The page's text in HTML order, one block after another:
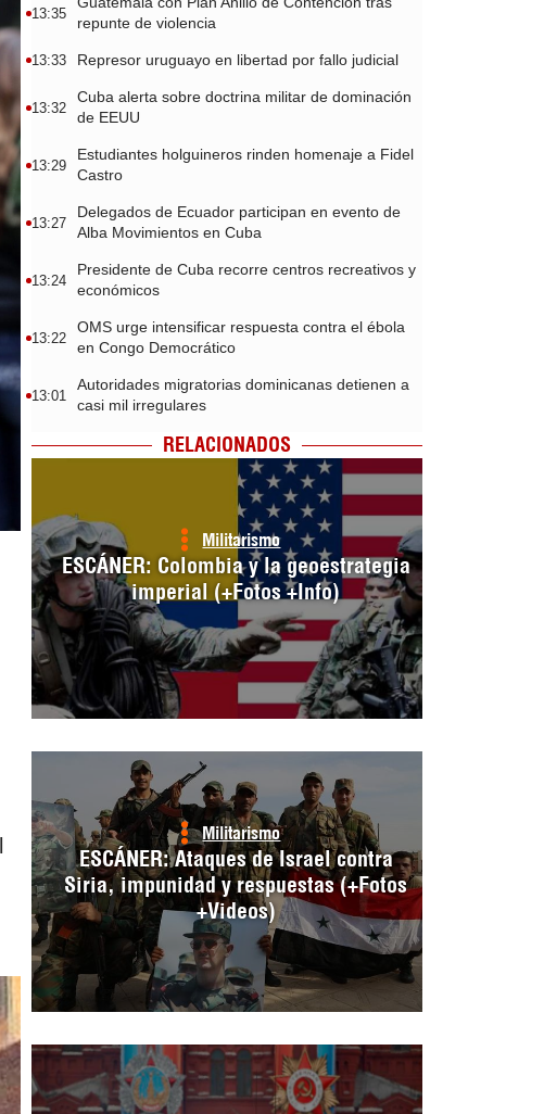
13:35
repunte de violencia
13:33 Represor uruguayo en libertad por fallo judicial
13:32
Cuba alerta sobre doctrina militar de dominación
de EEUU
13:29
Estudiantes holguineros rinden homenaje a Fidel
Castro
13:27
Delegados de Ecuador participan en evento de
Alba Movimientos en Cuba
13:24
Presidente de Cuba recorre centros recreativos y
económicos
13:22
OMS urge intensificar respuesta contra el ébola
en Congo Democrático
13:01
Autoridades migratorias dominicanas detienen a
casi mil irregulares
RELACIONADOS
Militarismo
ESCÁNER: Colombia y la geoestrategia
imperial (+Fotos +Info)
Militarismo
ESCÁNER: Ataques de Israel contra
Siria, impunidad y respuestas (+Fotos
+Videos)